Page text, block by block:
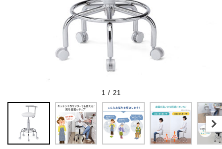
1 / 21